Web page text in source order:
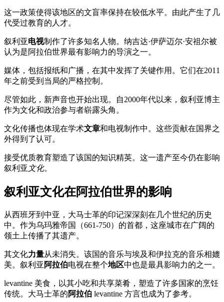
这一政策使得该地区的文盲率保持在较低水平。由此产生了几
代受过教育的人才。
叙利亚电视制作了许多知名人物。纳吉达·伊萨迈尔·安祖尔被
认为是阿拉伯世界最有影响力的导演之一。
媒体，包括报纸和广播，在其中发挥了关键作用。它们在2011
年之前受到当局的严格控制。
尽管如此，新声音也开始出现。自2000年代以来，叙利亚博主
作为文化和政治参与者崭露头角。
文化传播也体现在学术文章和电视制作中。这些贡献在国界之
外得到了认可。
接受优质教育塑造了该国的知识精英。这一遗产至今仍在影响
叙利亚 文化。
叙利亚文化在阿拉伯世界的影响
从西班牙到中亚，大马士革的印记深深刻在几个世纪的历史
中。作为乌玛雅帝国（661-750）的首都，这座城市在广阔的
领土上传播了其遗产。
其文化力量从未消失。该国的音乐与埃及和伊拉克的音乐相媲
美。叙利亚 阿拉伯电视在整个地区中也是最具影响力的之一。
levantine 美食，以其小吃和共享菜肴，塑造了许多国家的烹饪
传统。大马士革的阿拉伯 levantine 方言也成为了参考。